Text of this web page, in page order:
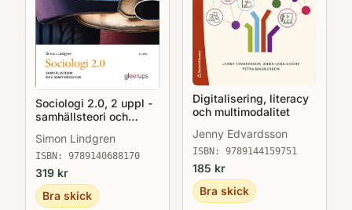
Sociologi 2.0, 2 uppl -
samhällsteori och
Simon Lindgren
ISBN: 9789140688170
319 kr
Bra skick
Digitalisering, literacy
och multimodalitet
Jenny Edvardsson
ISBN: 9789144159751
185 kr
Bra skick